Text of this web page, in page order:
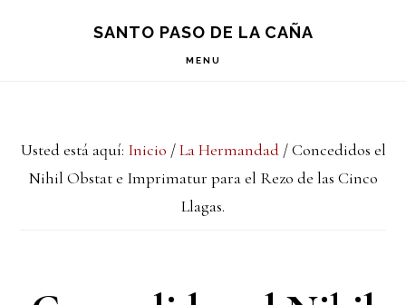
principal
lateral
principal
SANTO PASO DE LA CAÑA
MENU
Usted está aquí: Inicio / La Hermandad /Concedidos el
Nihil Obstat e Imprimatur para el Rezo de las Cinco
Llagas.